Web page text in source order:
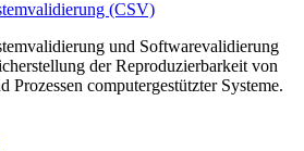
(CSV)
und Softwarevalidierung
der Reproduzierbarkeit von
Prozessen computergestützter Systeme.